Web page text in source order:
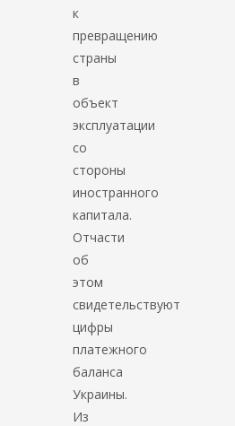
к
превращению
страны
в
объект
эксплуатации
со
стороны
иностранного
капитала.
Отчасти
об
этом
свидетельствуют
цифры
платежного
баланса
Украины.
Из